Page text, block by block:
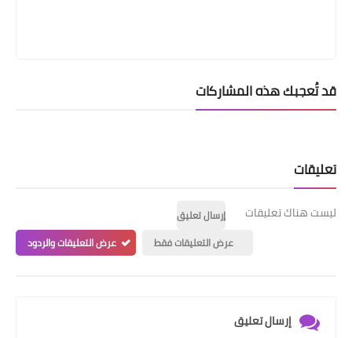
قد تُعجبك هذه المشاركات
تعليقات
ليست هناك تعليقات
إرسال تعليق
عرض التعليقات فقط
عرض التعليقات والردود
إرسال تعليق